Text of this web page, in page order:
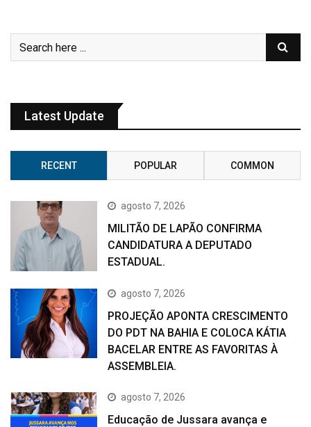
Latest Update
RECENT POPULAR COMMON
agosto 7, 2026
MILITÃO DE LAPÃO CONFIRMA
CANDIDATURA A DEPUTADO
ESTADUAL.
agosto 7, 2026
PROJEÇÃO APONTA CRESCIMENTO
DO PDT NA BAHIA E COLOCA KÁTIA
BACELAR ENTRE AS FAVORITAS À
ASSEMBLEIA.
agosto 7, 2026
Educação de Jussara avança e